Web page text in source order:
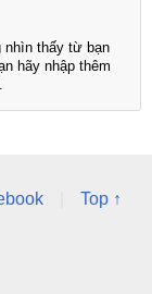
nhìn thấy từ bạn
hãy nhập thêm
Top ↑